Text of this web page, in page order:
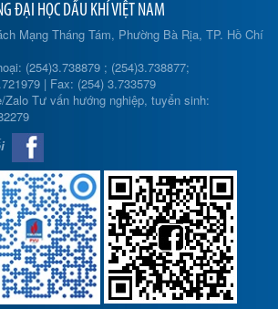
ĐẠI HỌC DẦU KHÍ VIỆT NAM
Mạng Tháng Tám, Phường Bà Rịa, TP. Hồ Chí
(254)3.738879 ; (254)3.738877;
| Fax: (254) 3.733579
Zalo Tư vấn hướng nghiệp, tuyển sinh: